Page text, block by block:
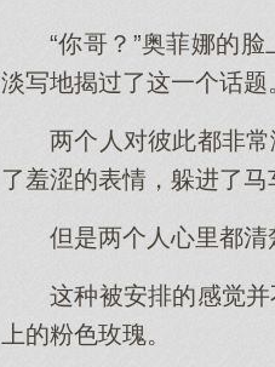
“你哥？”奥菲娜的
淡写地揭过了这一个话题
两个人对彼此都非
了羞涩的表情，躲进了
但是两个人心里都清
这种被安排的感觉
上的粉色玫瑰。